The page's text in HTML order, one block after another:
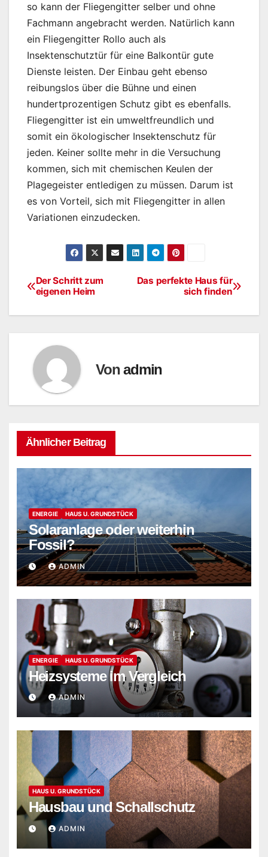
so kann der Fliegengitter selber und ohne
Fachmann angebracht werden. Natürlich kann
ein Fliegengitter Rollo auch als
Insektenschutztür für eine Balkontür gute
Dienste leisten. Der Einbau geht ebenso
reibungslos über die Bühne und einen
hundertprozentigen Schutz gibt es ebenfalls.
Fliegengitter ist ein umweltfreundlich und
somit ein ökologischer Insektenschutz für
jeden. Keiner sollte mehr in die Versuchung
kommen, sich mit chemischen Keulen der
Plagegeister entledigen zu müssen. Darum ist
es von Vorteil, sich mit Fliegengitter in allen
Variationen einzudecken.
BeitragsnavigationDas perfekte Haus für
sich finden
Der Schritt zum
eigenen Heim
Vonadmin
Ähnlicher Beitrag
ENERGIE HAUS U. GRUNDSTÜCK
Solaranlage oder weiterhin
Fossil?
ADMIN
ENERGIE HAUS U. GRUNDSTÜCK
Heizsysteme im Vergleich
ADMIN
HAUS U. GRUNDSTÜCK
Hausbau und Schallschutz
ADMIN